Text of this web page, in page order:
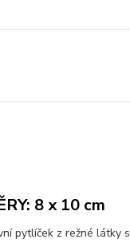
8 x 10 cm
pytlíček z režné látky